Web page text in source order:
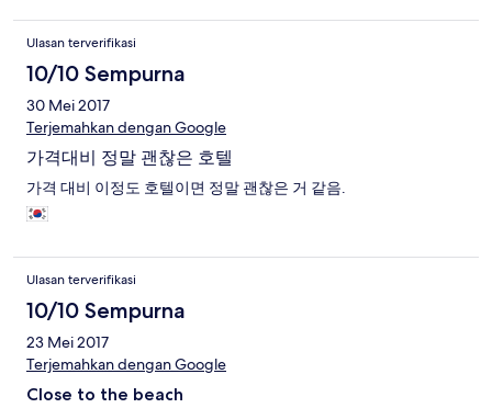
Ulasan terverifikasi
10/10 Sempurna
30 Mei 2017
Terjemahkan dengan Google
가격대비 정말 괜찮은 호텔
가격 대비 이정도 호텔이면 정말 괜찮은 거 같음.
Ulasan terverifikasi
10/10 Sempurna
23 Mei 2017
Terjemahkan dengan Google
Close to the beach